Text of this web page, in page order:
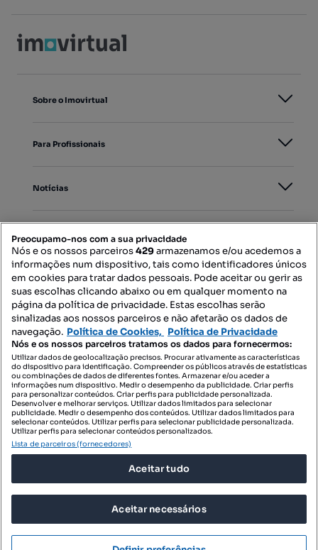
Sobre o Imovirtual
Para Profissionais
Notícias
Mapa do Site
Contacte-nos
SIGA-NOS:
DESCARREGAR NA:
© 2026 Imovirtual.com, OLX Portugal, S.A.
TERMOS DE UTILIZAÇÃO
Preocupamo-nos com a sua privacidade
Nós e os nossos parceiros429armazenamos e/ou acedemos a
informações num dispositivo, tais como identificadores únicos
em cookies para tratar dados pessoais. Pode aceitar ou gerir as
suas escolhas clicando abaixo ou em qualquer momento na
página da política de privacidade. Estas escolhas serão
sinalizadas aos nossos parceiros e não afetarão os dados de
navegação. Política de Cookies, Política de Privacidade
Nós e os nossos parceiros tratamos os dados para fornecermos:
Utilizar dados de geolocalização precisos. Procurar ativamente as características
do dispositivo para identificação. Compreender os públicos através de estatísticas
ou combinações de dados de diferentes fontes. Armazenar e/ou aceder a
informações num dispositivo. Medir o desempenho da publicidade. Criar perfis
para personalizar conteúdos. Criar perfis para publicidade personalizada.
Desenvolver e melhorar serviços. Utilizar dados limitados para selecionar
publicidade. Medir o desempenho dos conteúdos. Utilizar dados limitados para
selecionar conteúdos. Utilizar perfis para selecionar publicidade personalizada.
Utilizar perfis para selecionar conteúdos personalizados.
Lista de parceiros (fornecedores)
Aceitar tudo
Aceitar necessários